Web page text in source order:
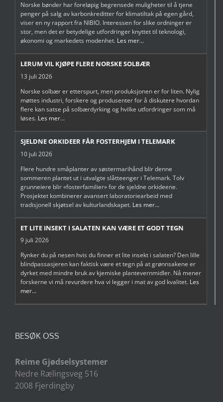
Norske bønder har foreløpig begrensede muligheter til å tjene
penger på salg av karbonkreditter for klimatiltak på egen gård,
viser en ny rapport fra NIBIO. Interessen for slike ordninger er
stor, men det er betydelige utfordringer knyttet til teknologi,
økonomi og markedets modenhet. Les mer...
LERUM VIL KJØPE FLERE NORSKE SOLBÆR
13 juli 2026
Norske solbær er etterspurt, men produksjonen er for liten. Nylig
møttes industri, forskere og produsenter for å diskutere hvordan
flere kan satse på solbærdyrking og hvilke utfordringer som må
løses. Les mer...
SJELDNE ORKIDEER FÅR FOSTERHJEM I TELEMARK
10 juli 2026
Flere hundre småplanter av søstermarihånd blir denne
sommeren plantet ut i utvalgte slåtteenger i Telemark. Tolv
grunneiere blir «fosterfamilier» for de sjeldne orkideene.
Prosjektet kombinerer avansert laboratoriearbeid med
tradisjonell skjøtsel av kulturlandskapet. Les mer...
ET LITE INSEKT I SALATEN KAN VÆRE ET GODT TEGN
9 juli 2026
Rynker du på nesen hvis du finner et lite insekt i salaten? Den lille
blindpassasjeren kan faktisk være et tegn på at grønnsakene er
dyrket med mindre bruk av kjemiske plantevernmidler. Nå mener
forskerne vi må revurdere hva vi legger i mat av god kvalitet. Les
mer...
BESØK OSS
Reime Gjødselsystemer
Nedre Rælingsveg 516
2008 Fjerdingby